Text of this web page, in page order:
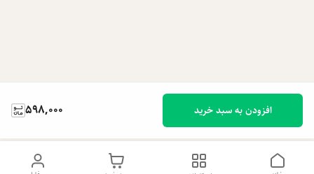
598,000 افزودن به سبد خرید